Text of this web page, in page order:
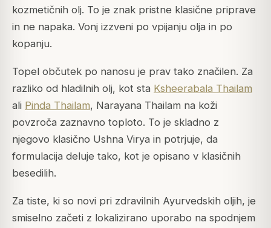
kozmetičnih olj. To je znak pristne klasične priprave
in ne napaka. Vonj izzveni po vpijanju olja in po
kopanju.
Topel občutek po nanosu je prav tako značilen. Za
razliko od hladilnih olj, kot sta Ksheerabala Thailam
ali Pinda Thailam, Narayana Thailam na koži
povzroča zaznavno toploto. To je skladno z
njegovo klasično Ushna Virya in potrjuje, da
formulacija deluje tako, kot je opisano v klasičnih
besedilih.
Za tiste, ki so novi pri zdravilnih Ayurvedskih oljih, je
smiselno začeti z lokalizirano uporabo na spodnjem